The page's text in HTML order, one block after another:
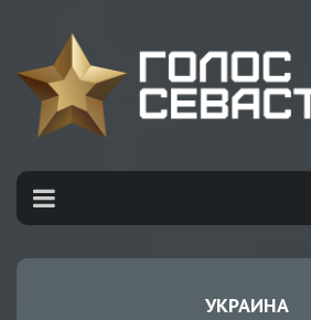
УКРАИНА